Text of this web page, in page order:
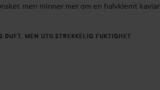
men minner mer om en halvklemt
DUFT, MEN UTILSTREKKELIG FUKTIGHET